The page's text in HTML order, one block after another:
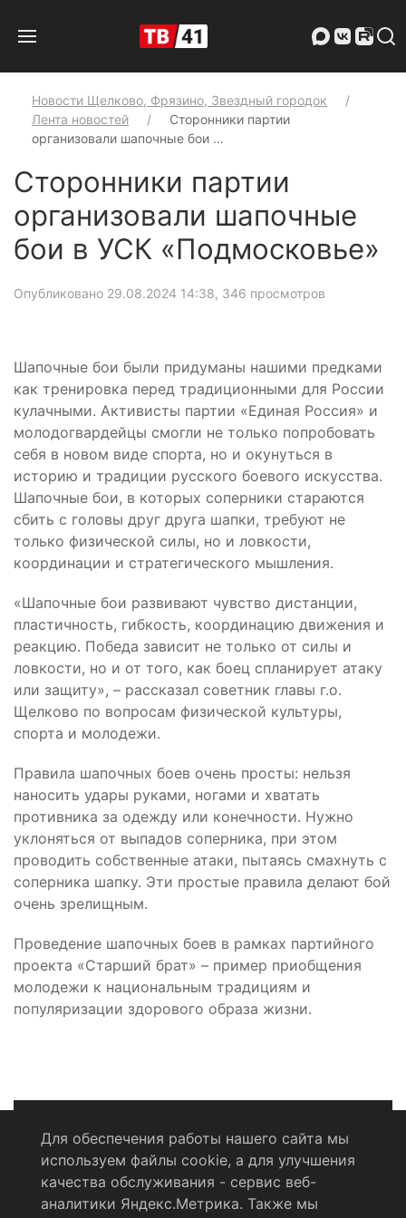
Новости Щелково, Фрязино, Звездный городок
Лента новостей
Сторонники партии
организовали шапочные бои …
Сторонники партии
организовали шапочные
бои в УСК «Подмосковье»
Опубликовано 29.08.2024 14:38, 346 просмотров
Шапочные бои были придуманы нашими предками
как тренировка перед традиционными для России
кулачными. Активисты партии «Единая Россия» и
молодогвардейцы смогли не только попробовать
себя в новом виде спорта, но и окунуться в
историю и традиции русского боевого искусства.
Шапочные бои, в которых соперники стараются
сбить с головы друг друга шапки, требуют не
только физической силы, но и ловкости,
координации и стратегического мышления.
«Шапочные бои развивают чувство дистанции,
пластичность, гибкость, координацию движения и
реакцию. Победа зависит не только от силы и
ловкости, но и от того, как боец спланирует атаку
или защиту», – рассказал советник главы г.о.
Щелково по вопросам физической культуры,
спорта и молодежи.
Правила шапочных боев очень просты: нельзя
наносить удары руками, ногами и хватать
противника за одежду или конечности. Нужно
уклоняться от выпадов соперника, при этом
проводить собственные атаки, пытаясь смахнуть с
соперника шапку. Эти простые правила делают бой
очень зрелищным.
Проведение шапочных боев в рамках партийного
проекта «Старший брат» – пример приобщения
молодежи к национальным традициям и
популяризации здорового образа жизни.
Политика конфиденциальности
Согласие на обработку персональных данных
Для обеспечения работы нашего сайта мы
используем файлы cookie, а для улучшения
качества обслуживания - сервис веб-
аналитики Яндекс.Метрика. Также мы